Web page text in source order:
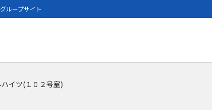
ループサイト
イツ(１０２号室)